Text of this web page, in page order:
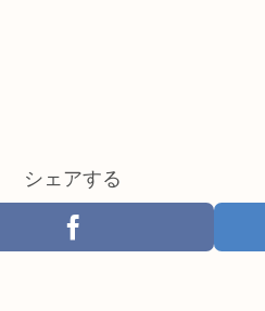
シェアする